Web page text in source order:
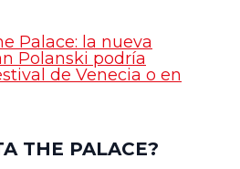
Palace: la nueva
Polanski podría
de Venecia o en
THE PALACE?